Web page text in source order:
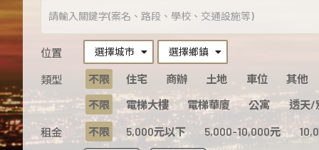
位置 選擇城市 選擇鄉鎮
類型 不限 住宅 商辦 土地 車位
其他
不限
電梯大樓 電梯華廈 公寓 透天/
租金 不限 5,000元以下 5,000-10,000元